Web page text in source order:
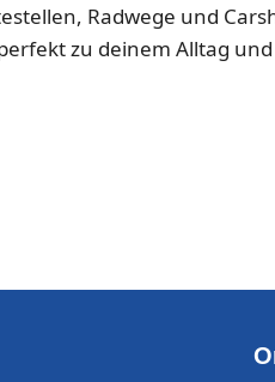
Radwege und
zu deinem Alltag